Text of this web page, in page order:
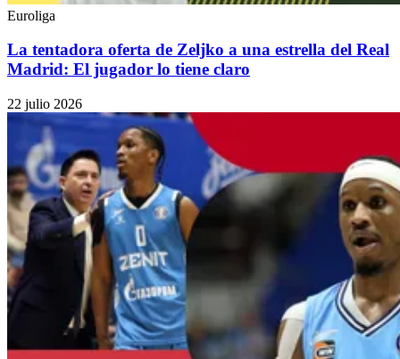
Euroliga
La tentadora oferta de Zeljko a una estrella del Real
Madrid: El jugador lo tiene claro
22 julio 2026